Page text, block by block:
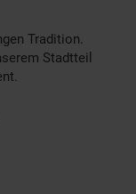
Tradition.
Stadtteil